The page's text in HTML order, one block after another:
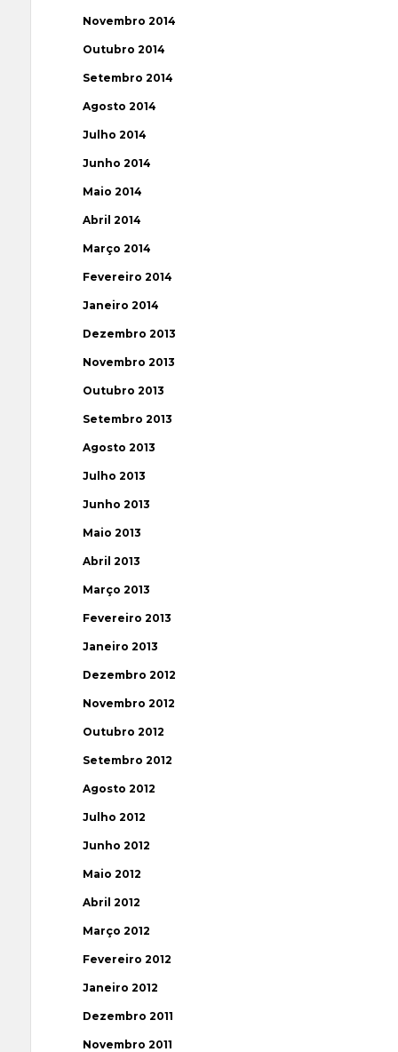
Novembro 2014
Outubro 2014
Setembro 2014
Agosto 2014
Julho 2014
Junho 2014
Maio 2014
Abril 2014
Março 2014
Fevereiro 2014
Janeiro 2014
Dezembro 2013
Novembro 2013
Outubro 2013
Setembro 2013
Agosto 2013
Julho 2013
Junho 2013
Maio 2013
Abril 2013
Março 2013
Fevereiro 2013
Janeiro 2013
Dezembro 2012
Novembro 2012
Outubro 2012
Setembro 2012
Agosto 2012
Julho 2012
Junho 2012
Maio 2012
Abril 2012
Março 2012
Fevereiro 2012
Janeiro 2012
Dezembro 2011
Novembro 2011